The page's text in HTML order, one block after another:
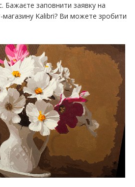
Бажаєте заповнити заявку на
магазину Kalibri? Ви можете зробити